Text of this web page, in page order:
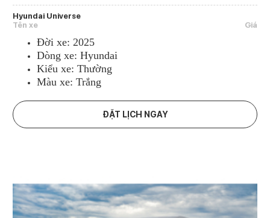
Hyundai Universe
Tên xe
Giá
Đời xe: 2025
Dòng xe: Hyundai
Kiểu xe: Thường
Màu xe: Trắng
ĐẶT LỊCH NGAY